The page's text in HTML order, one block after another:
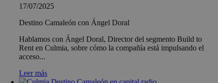
17/07/2025
Destino Camaleón con Ángel Doral
Hablamos con Ángel Doral, Director del segmento Build to
Rent en Culmia, sobre cómo la compañía está impulsando el
acceso...
Leer más